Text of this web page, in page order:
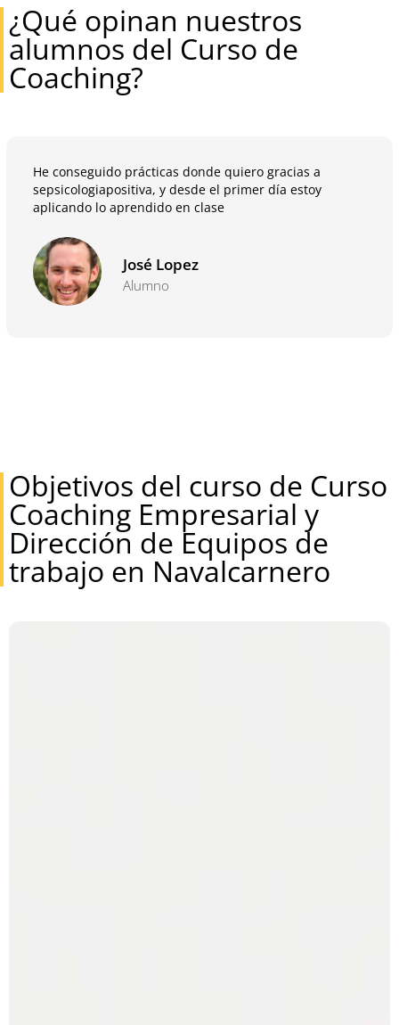
¿Qué opinan nuestros
alumnos del Curso de
Coaching?
He conseguido prácticas donde quiero gracias a
sepsicologiapositiva, y desde el primer día estoy
aplicando lo aprendido en clase
José Lopez
Alumno
Objetivos del curso de Curso
Coaching Empresarial y
Dirección de Equipos de
trabajo en Navalcarnero